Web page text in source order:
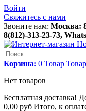
Войти
Свяжитесь с нами
Звоните нам: Москва:
8(812)-313-23-73,
Корзина: 0 Товар
Нет товаров
Бесплатная доставка!
0,00 руб Итого, к